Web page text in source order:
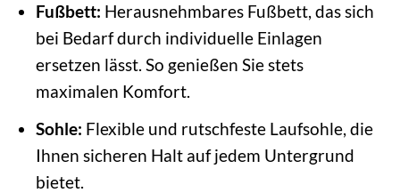
Fußbett: Herausnehmbares Fußbett, das sich
bei Bedarf durch individuelle Einlagen
ersetzen lässt. So genießen Sie stets
maximalen Komfort.
Sohle: Flexible und rutschfeste Laufsohle, die
Ihnen sicheren Halt auf jedem Untergrund
bietet.